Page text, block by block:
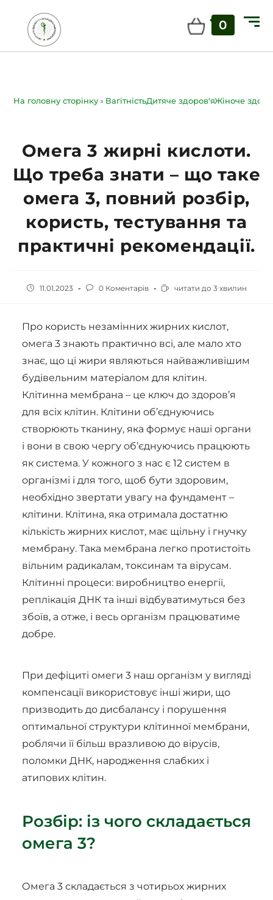
0
На головну сторінку» ВагітністьДитяче здоров‘яЖіноче
Омега 3 жирні кислоти.
Що треба знати – що таке
омега 3, повний розбір,
користь, тестування та
практичні рекомендації.
11.01.2023 0 Коментарів читати до 3 хвилин
Про користь незамінних жирних кислот,
омега 3 знають практично всі, але мало хто
знає, що ці жири являються найважливішим
будівельним матеріалом для клітин.
Клітинна мембрана – це ключ до здоров’я
для всіх клітин. Клітини об’єднуючись
створюють тканину, яка формує наші органи
і вони в свою чергу об’єднуючись працюють
як система. У кожного з нас є 12 систем в
організмі і для того, щоб бути здоровим,
необхідно звертати увагу на фундамент –
клітини. Клітина, яка отримала достатню
кількість жирних кислот, має щільну і гнучку
мембрану. Така мембрана легко протистоїть
вільним радикалам, токсинам та вірусам.
Клітинні процеси: виробництво енергії,
реплікація ДНК та інші відбуватимуться без
збоїв, а отже, і весь організм працюватиме
добре.
При дефіциті омеги 3 наш організм у вигляді
компенсації використовує інші жири, що
призводить до дисбалансу і порушення
оптимальної структури клітинної мембрани,
роблячи її більш вразливою до вірусів,
поломки ДНК, народження слабких і
атипових клітин.
Розбір: із чого складається
омега 3?
Омега 3 складається з чотирьох жирних